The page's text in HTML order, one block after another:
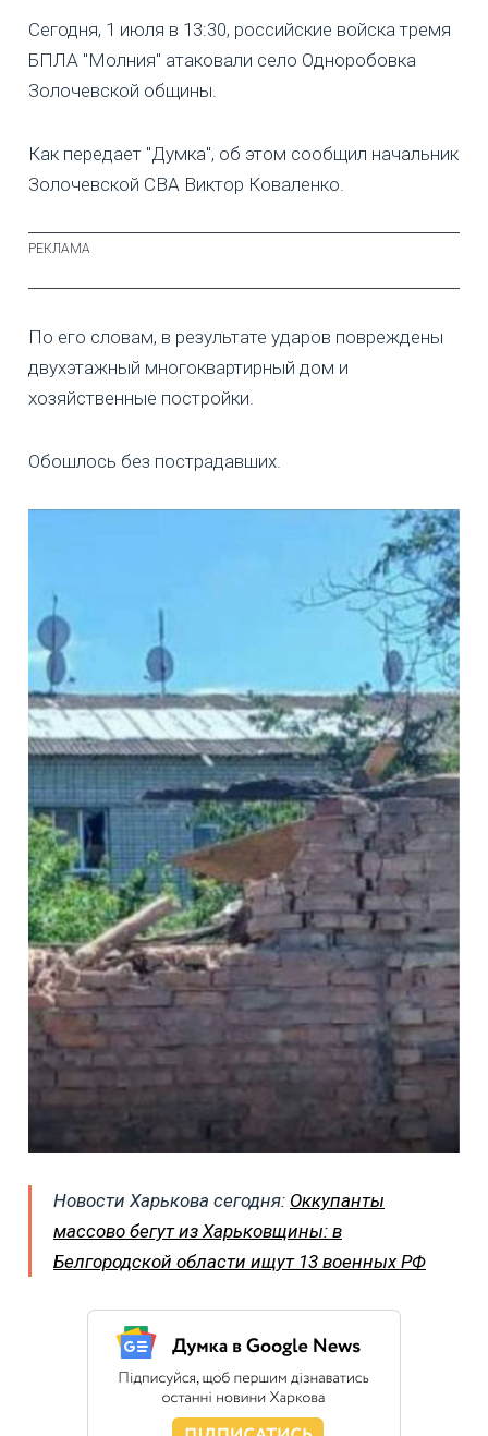
Сегодня, 1 июля в 13:30, российские войска тремя
БПЛА "Молния" атаковали село Одноробовка
Золочевской общины.
Как передает "Думка", об этом сообщил начальник
Золочевской СВА Виктор Коваленко.
По его словам, в результате ударов повреждены
двухэтажный многоквартирный дом и
хозяйственные постройки.
Обошлось без пострадавших.
Новости Харькова сегодня: Оккупанты
массово бегут из Харьковщины: в
Белгородской области ищут 13 военных РФ